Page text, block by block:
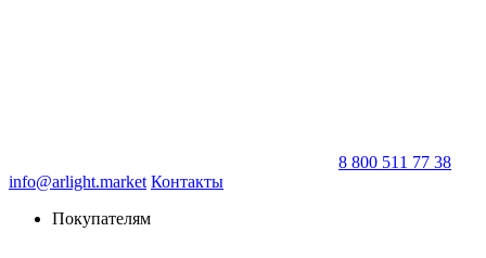
8 800 511 77 38
info@arlight.market Контакты
Покупателям